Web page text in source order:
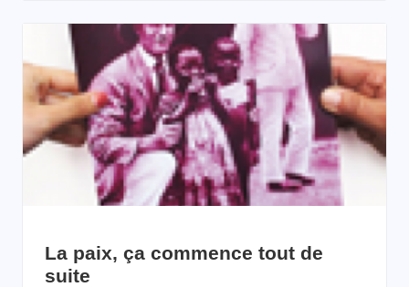
La paix, ça commence tout de
suite